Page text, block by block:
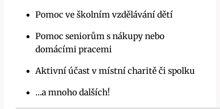
Pomoc ve školním vzdělávání dětí
Pomoc seniorům s nákupy nebo
domácími pracemi
Aktivní účast v místní charitě či spolku
…a mnoho dalších!